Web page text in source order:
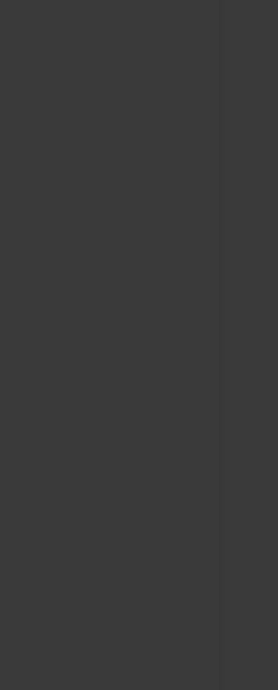
حيث تم رسمياً تمديد
لتصبح ثلاثة أشهر بدلاً من
الإداري على دوائر
أطول لتسوية أوضاعهم
المخالفات الجنائية.
على الراغ
دفع غرامة مالية
موازنة لتطبيق القانون